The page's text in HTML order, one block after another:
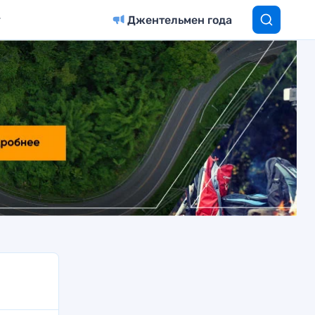
Джентельмен года